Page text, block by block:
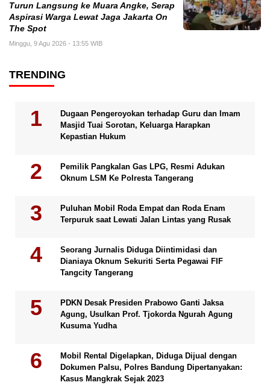
Turun Langsung ke Muara Angke, Serap
Aspirasi Warga Lewat Jaga Jakarta On
The Spot
Minggu, 9 Agu 2026 - 13:55 WIB
TRENDING
Dugaan Pengeroyokan terhadap Guru dan Imam
Masjid Tuai Sorotan, Keluarga Harapkan
Kepastian Hukum
Pemilik Pangkalan Gas LPG, Resmi Adukan
Oknum LSM Ke Polresta Tangerang
Puluhan Mobil Roda Empat dan Roda Enam
Terpuruk saat Lewati Jalan Lintas yang Rusak
Seorang Jurnalis Diduga Diintimidasi dan
Dianiaya Oknum Sekuriti Serta Pegawai FIF
Tangcity Tangerang
PDKN Desak Presiden Prabowo Ganti Jaksa
Agung, Usulkan Prof. Tjokorda Ngurah Agung
Kusuma Yudha
Mobil Rental Digelapkan, Diduga Dijual dengan
Dokumen Palsu, Polres Bandung Dipertanyakan:
Kasus Mangkrak Sejak 2023